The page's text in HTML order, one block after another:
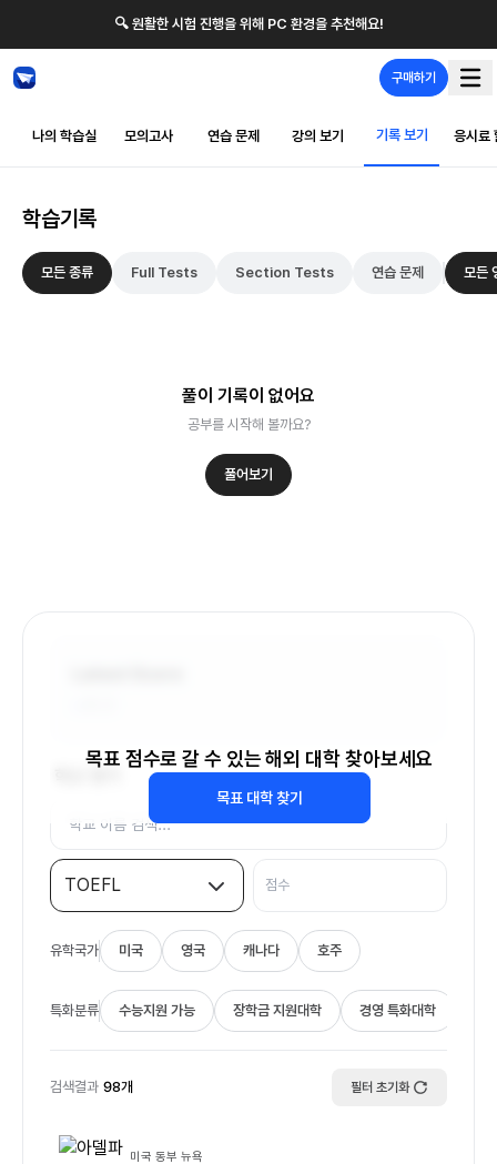
🔍 원활한 시험 진행을 위해 PC 환경을 추천해요!
구매하기
나의 학습실 모의고사 연습 문제 강의 보기 기록 보기 응시료
학습기록
모든 종류 Full Tests Section Tests 연습 문제 모든
풀이 기록이 없어요
공부를 시작해 볼까요?
풀어보기
목표 점수로 갈 수 있는 해외 대학 찾아보세요
목표 대학 찾기
TOEFL
유학국가 미국 영국 캐나다 호주
특화분류 수능지원 가능 장학금 지원대학 경영 특화대학
검색결과 98개 필터 초기화
미국 동부 뉴욕